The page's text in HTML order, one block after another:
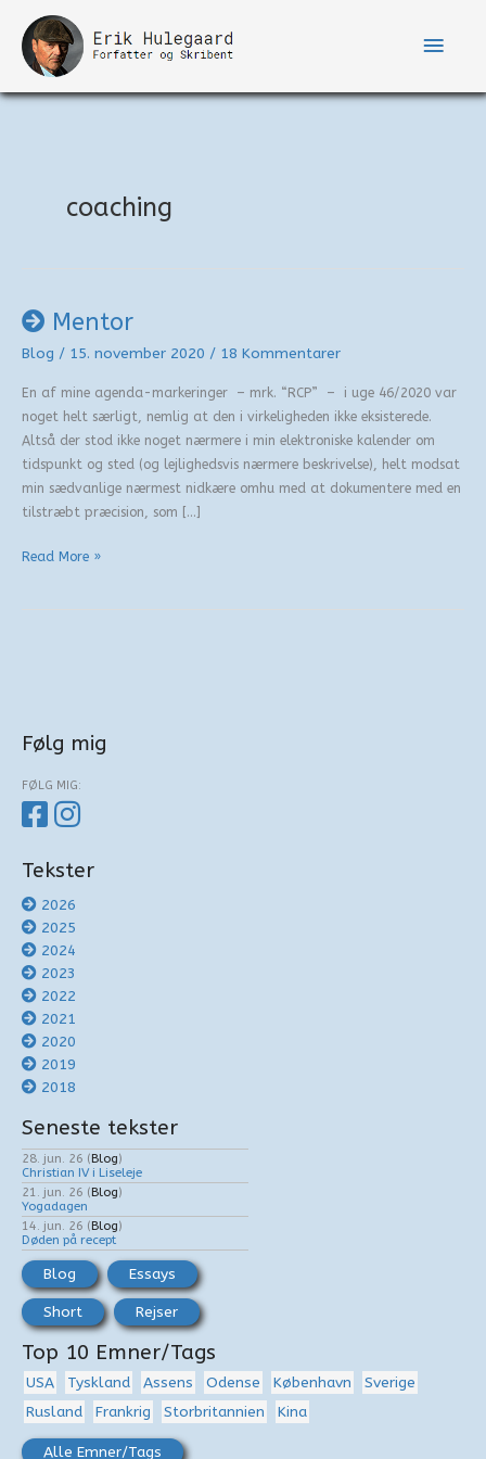
indholdet
coaching
Mentor
Blog / 15. november 2020 / 18 Kommentarer
En af mine agenda-markeringer – mrk. “RCP” – i uge 46/2020 var
noget helt særligt, nemlig at den i virkeligheden ikke eksisterede.
Altså der stod ikke noget nærmere i min elektroniske kalender om
tidspunkt og sted (og lejlighedsvis nærmere beskrivelse), helt modsat
min sædvanlige nærmest nidkære omhu med at dokumentere med en
tilstræbt præcision, som […]
Mentor
Read More »
Følg mig
FØLG MIG:
Tekster
2026
2025
2024
2023
2022
2021
2020
2019
2018
Seneste tekster
28. jun. 26 (Blog)
Christian IV i Liseleje
21. jun. 26 (Blog)
Yogadagen
14. jun. 26 (Blog)
Døden på recept
Blog Essays
Short Rejser
Top 10 Emner/Tags
USA Tyskland Assens Odense København
Sverige
Rusland
Frankrig Storbritannien Kina
Alle Emner/Tags